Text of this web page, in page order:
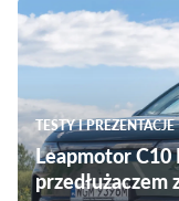
TESTY I PREZENTACJE
Leapmotor C10
przedłużaczem